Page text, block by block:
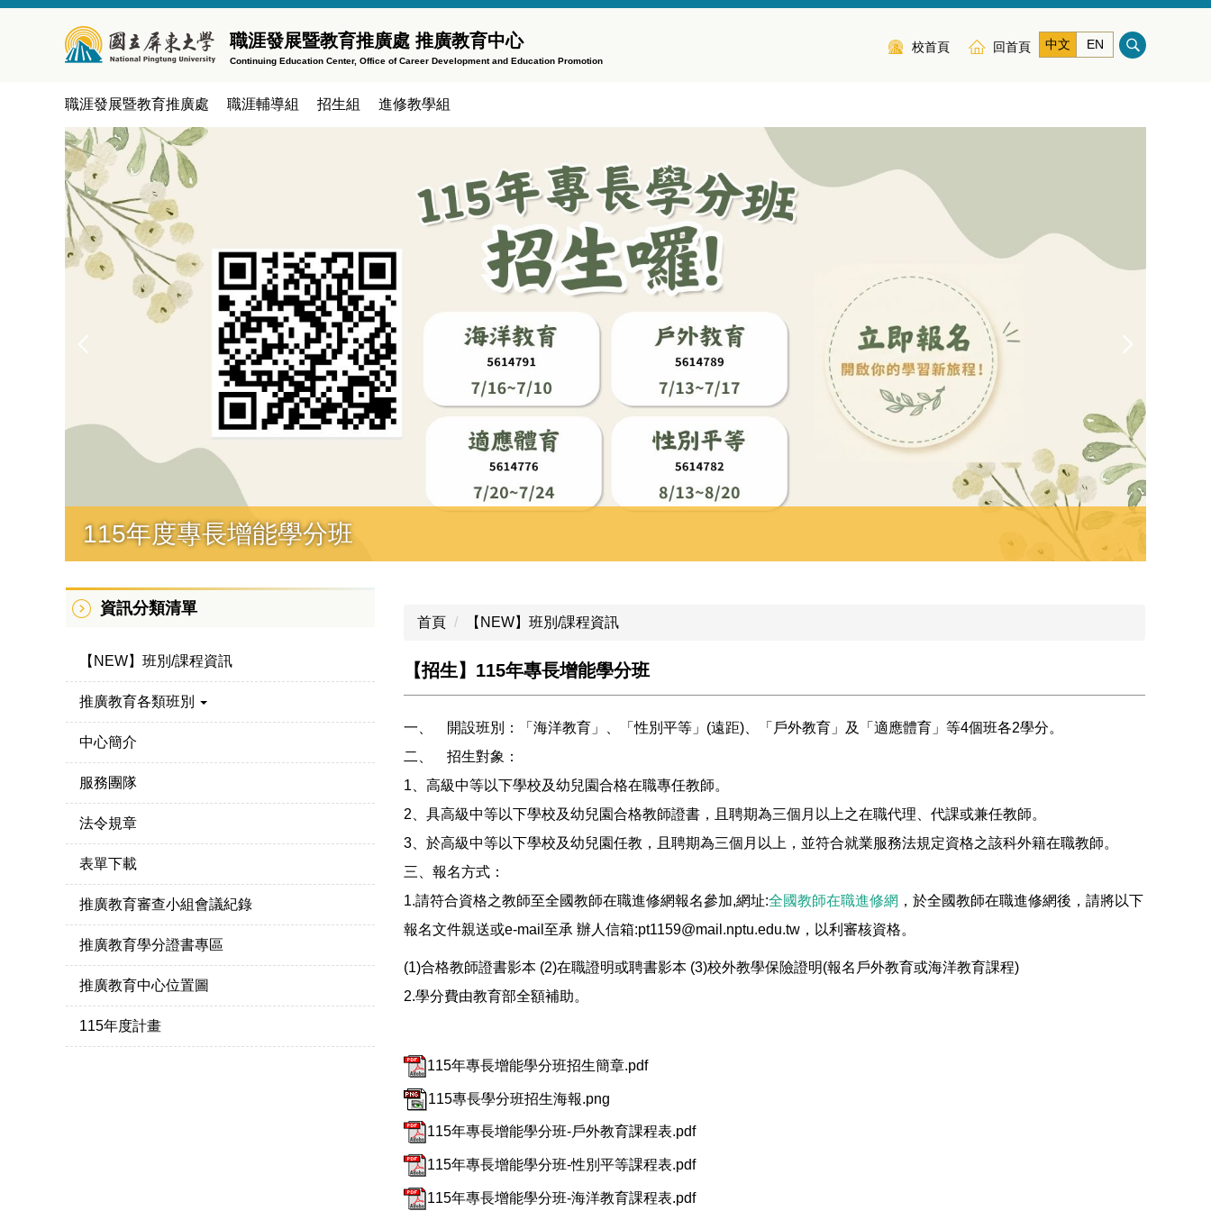
職涯發展暨教育推廣處 推廣教育中心
Continuing Education Center, Office of Career Development and Education Promotion
校首頁 回首頁 中文 EN
職涯發展暨教育推廣處 職涯輔導組 招生組 進修教學組
115年度專長增能學分班
資訊分類清單
【NEW】班別/課程資訊
推廣教育各類班別
中心簡介
服務團隊
法令規章
表單下載
推廣教育審查小組會議紀錄
推廣教育學分證書專區
推廣教育中心位置圖
115年度計畫
首頁 【NEW】班別/課程資訊
【招生】115年專長增能學分班
一、 開設班別：「海洋教育」、「性別平等」(遠距)、「戶外教育」及「適應體育」等4個班各2學分。
二、 招生對象：
1、高級中等以下學校及幼兒園合格在職專任教師。
2、具高級中等以下學校及幼兒園合格教師證書，且聘期為三個月以上之在職代理、代課或兼任教師。
3、於高級中等以下學校及幼兒園任教，且聘期為三個月以上，並符合就業服務法規定資格之該科外籍在職教師。
三、報名方式：
1.請符合資格之教師至全國教師在職進修網報名參加,網址:全國教師在職進修網 ，於全國教師在職進修網後，請將以下
報名文件親送或e-mail至承 辦人信箱:pt1159@mail.nptu.edu.tw，以利審核資格。
(1)合格教師證書影本 (2)在職證明或聘書影本 (3)校外教學保險證明(報名戶外教育或海洋教育課程)
2.學分費由教育部全額補助。
115年專長增能學分班招生簡章.pdf
115專長學分班招生海報.png
115年專長增能學分班-戶外教育課程表.pdf
115年專長增能學分班-性別平等課程表.pdf
115年專長增能學分班-海洋教育課程表.pdf